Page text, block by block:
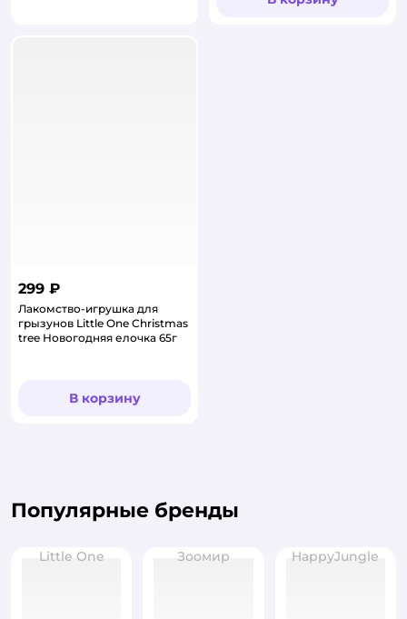
299 ₽
Лакомство-игрушка для
грызунов Little One Christmas
tree Новогодняя елочка 65г
В корзину
Популярные бренды
Little One Зоомир HappyJungle